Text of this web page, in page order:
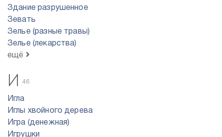
Здание разрушенное
Зевать
Зелье (разные травы)
Зелье (лекарства)
ещё
И 46
Игла
Иглы хвойного дерева
Игра (денежная)
Игрушки